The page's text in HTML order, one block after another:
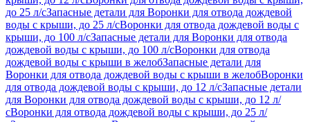
до 25 л/сЗапасные детали для Воронки для отвода дождевой
воды с крыши, до 25 л/сВоронки для отвода дождевой воды с
крыши, до 100 л/сЗапасные детали для Воронки для отвода
дождевой воды с крыши, до 100 л/сВоронки для отвода
дождевой воды с крыши в желобЗапасные детали для
Воронки для отвода дождевой воды с крыши в желобВоронки
для отвода дождевой воды с крыши, до 12 л/сЗапасные детали
для Воронки для отвода дождевой воды с крыши, до 12 л/
сВоронки для отвода дождевой воды с крыши, до 25 л/